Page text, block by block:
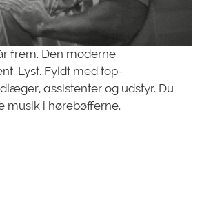
frem. Den moderne
Lyst. Fyldt med top-
assistenter og udstyr. Du
musik i hørebøfferne.